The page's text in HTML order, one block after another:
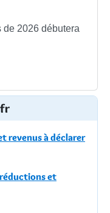
de 2026 débutera
revenus à déclarer
et